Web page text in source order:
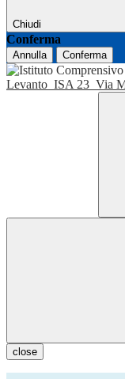
Chiudi
Conferma
Annulla Conferma
Levanto ISA 23 Via
close